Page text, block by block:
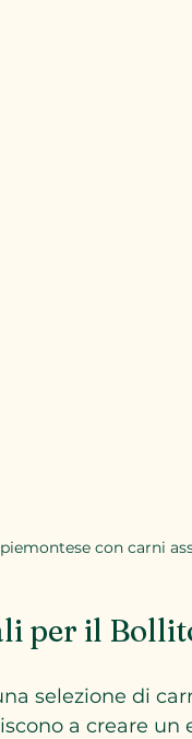
con carni
per il
selezione di
a creare un